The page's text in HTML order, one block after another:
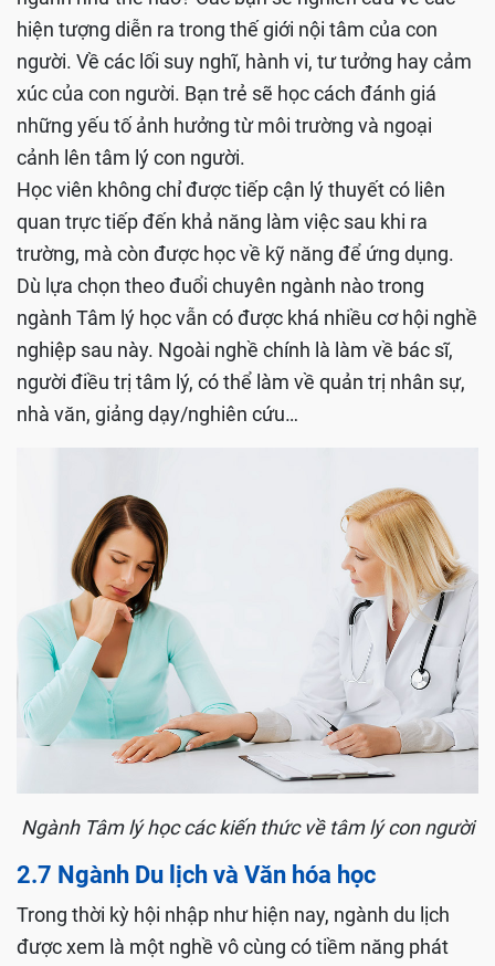
hiện tượng diễn ra trong thế giới nội tâm của con
người. Về các lối suy nghĩ, hành vi, tư tưởng hay cảm
xúc của con người. Bạn trẻ sẽ học cách đánh giá
những yếu tố ảnh hưởng từ môi trường và ngoại
cảnh lên tâm lý con người.
Học viên không chỉ được tiếp cận lý thuyết có liên
quan trực tiếp đến khả năng làm việc sau khi ra
trường, mà còn được học về kỹ năng để ứng dụng.
Dù lựa chọn theo đuổi chuyên ngành nào trong
ngành Tâm lý học vẫn có được khá nhiều cơ hội nghề
nghiệp sau này. Ngoài nghề chính là làm về bác sĩ,
người điều trị tâm lý, có thể làm về quản trị nhân sự,
nhà văn, giảng dạy/nghiên cứu…
Ngành Tâm lý học các kiến thức về tâm lý con người
2.7 Ngành Du lịch và Văn hóa học
Trong thời kỳ hội nhập như hiện nay, ngành du lịch
được xem là một nghề vô cùng có tiềm năng phát